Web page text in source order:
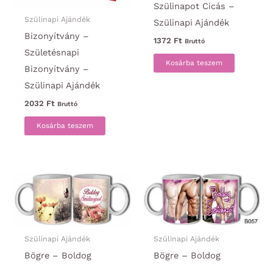
Szülinapi Ajándék
Bizonyítvány –
Születésnapi
Bizonyítvány –
Szülinapi Ajándék
2032 Ft Bruttó
Kosárba teszem
Szülinapot Cicás –
Szülinapi Ajándék
1372 Ft Bruttó
Kosárba teszem
Szülinapi Ajándék
Bögre – Boldog
Szülinapi Ajándék
Bögre – Boldog